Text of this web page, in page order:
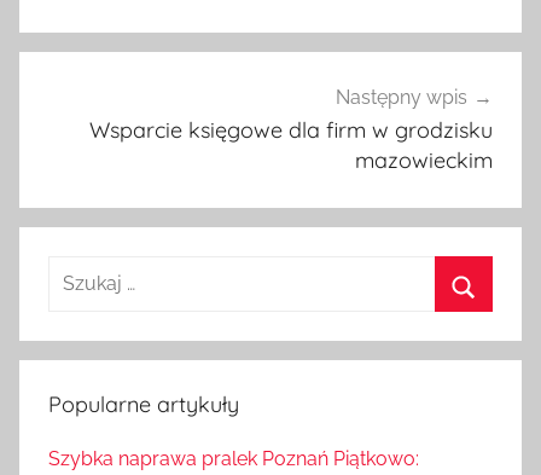
Następny wpis
Wsparcie księgowe dla firm w grodzisku
mazowieckim
u
a
z
Popularne artykuły
Szybka naprawa pralek Poznań Piątkowo: